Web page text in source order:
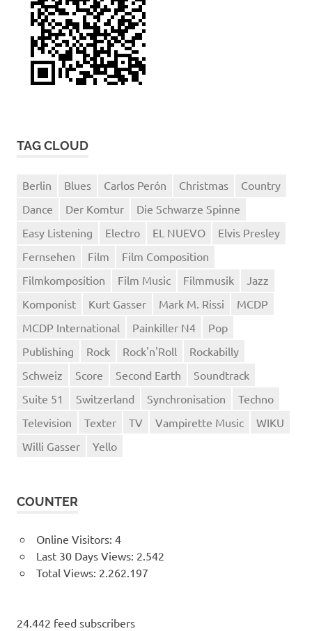
TAG CLOUD
Berlin Blues Carlos Perón Christmas
Country
Dance
Der Komtur
Die Schwarze Spinne
Easy Listening
Electro EL NUEVO
Elvis Presley
Fernsehen
Film
Film Composition
Filmkomposition
Film Music Filmmusik
Jazz
Komponist
Kurt Gasser Mark M. Rissi
MCDP
MCDP International
Painkiller N4
Pop
Publishing
Rock Rock'n'Roll
Rockabilly
Schweiz
Score Second Earth
Soundtrack
Suite 51
Switzerland Synchronisation
Techno
Television
Texter TV Vampirette Music
WIKU
Willi Gasser
Yello
COUNTER
Online Visitors: 4
Last 30 Days Views: 2.542
Total Views: 2.262.197
24.442 feed subscribers